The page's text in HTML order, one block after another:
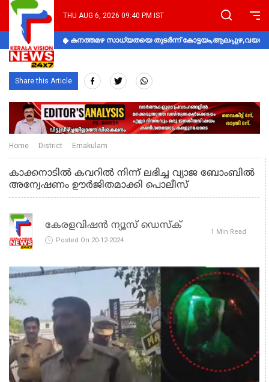
THU AUG 6, 2026 09:40 PM IST
കനത്തമഴ സാധ്യതയെ തുടർന്ന്
Share this Article
Home District Ernakulam
കാക്കനാടില്‍ കവറില്‍ നിന്ന് ലഭിച്ച വ്യാജ ബോംബില്‍
അന്വേഷണം ഊര്‍ജിതമാക്കി പൊലീസ്
കേരളവിഷൻ ന്യൂസ് ഡെസ്‌ക്
Posted On 20-12-2024
1 Min Read